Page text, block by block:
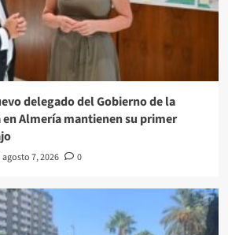
delegado del Gobierno de la
Almería mantienen su primer
agosto 7, 2026 0